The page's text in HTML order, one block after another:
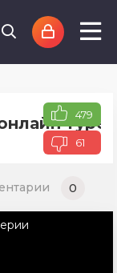
479
61
0